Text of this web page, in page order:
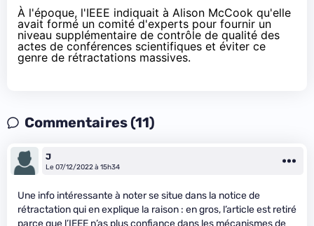
À l'époque, l'IEEE indiquait à Alison McCook qu'elle
avait formé un comité d'experts pour fournir un
niveau supplémentaire de contrôle de qualité des
actes de conférences scientifiques et éviter ce
genre de rétractations massives.
Commentaires (11)
J
Le 07/12/2022 à 15h34
Une info intéressante à noter se situe dans la notice de
rétractation qui en explique la raison : en gros, l’article est retiré